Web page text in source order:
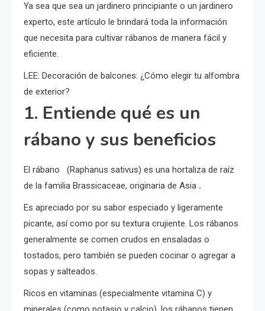
Ya sea que sea un jardinero principiante o un jardinero
experto, este artículo le brindará toda la información
que necesita para cultivar rábanos de manera fácil y
eficiente.
LEE: Decoración de balcones: ¿Cómo elegir tu alfombra
de exterior?
1. Entiende qué es un
rábano y sus beneficios
El rábano (Raphanus sativus) es una hortaliza de raíz
de la familia Brassicaceae, originaria de Asia .
Es apreciado por su sabor especiado y ligeramente
picante, así como por su textura crujiente. Los rábanos
generalmente se comen crudos en ensaladas o
tostados, pero también se pueden cocinar o agregar a
sopas y salteados.
Ricos en vitaminas (especialmente vitamina C) y